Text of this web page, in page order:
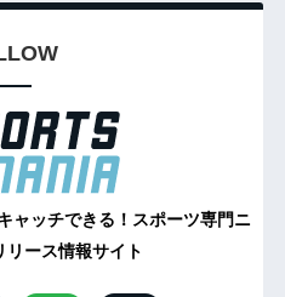
ャッチできる！スポーツ専門ニ
リース情報サイト